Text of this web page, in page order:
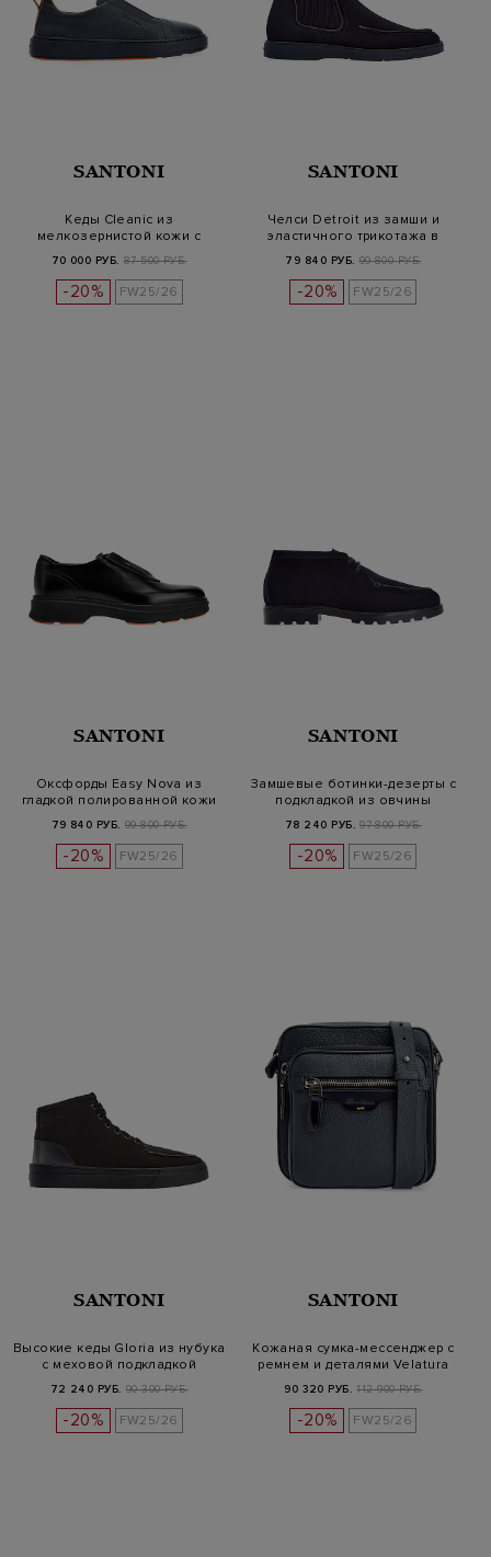
SANTONI
Кеды Cleanic из
мелкозернистой кожи с
70 000 РУБ. 87 500 РУБ.
-20% FW25/26
SANTONI
Челси Detroit из замши и
эластичного трикотажа в
79 840 РУБ. 99 800 РУБ.
-20% FW25/26
SANTONI
Оксфорды Easy Nova из
гладкой полированной кожи
79 840 РУБ. 99 800 РУБ.
-20% FW25/26
SANTONI
Замшевые ботинки-дезерты с
подкладкой из овчины
78 240 РУБ. 97 800 РУБ.
-20% FW25/26
SANTONI
Высокие кеды Gloria из нубука
с меховой подкладкой
72 240 РУБ. 90 300 РУБ.
-20% FW25/26
SANTONI
Кожаная сумка-мессенджер с
ремнем и деталями Velatura
90 320 РУБ. 112 900 РУБ.
-20% FW25/26